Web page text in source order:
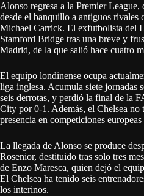
Alonso regresa a la Premier League,
desde el banquillo a antiguos
Michael Carrick. El exfutbolista del
Stamford Bridge tras una breve y
Madrid, de la que salió hace cuatro
El equipo londinense ocupa
liga inglesa. Acumula siete jornadas
seis derrotas, y perdió la final de la
City por 0-1. Además, el Chelsea no
presencia en competiciones
La llegada de Alonso se produce
Rosenior, destituido tras solo tres
de Enzo Maresca, quien dejó el
El Chelsea ha tenido seis
los interinos.